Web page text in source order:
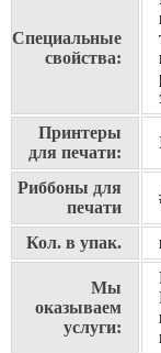
Специальные
свойства:
Принтеры
для печати:
Риббоны для
печати
Кол. в упак.
Мы
оказываем
услуги: